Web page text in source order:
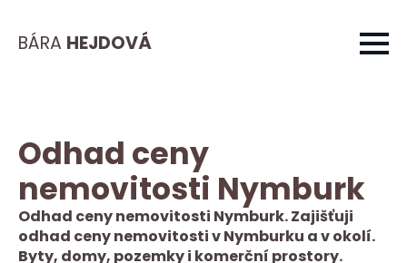
BÁRA HEJDOVÁ
Odhad ceny
nemovitosti Nymburk
Odhad ceny nemovitosti Nymburk. Zajišťuji
odhad ceny nemovitosti v Nymburku a v okolí.
Byty, domy, pozemky i komerční prostory.